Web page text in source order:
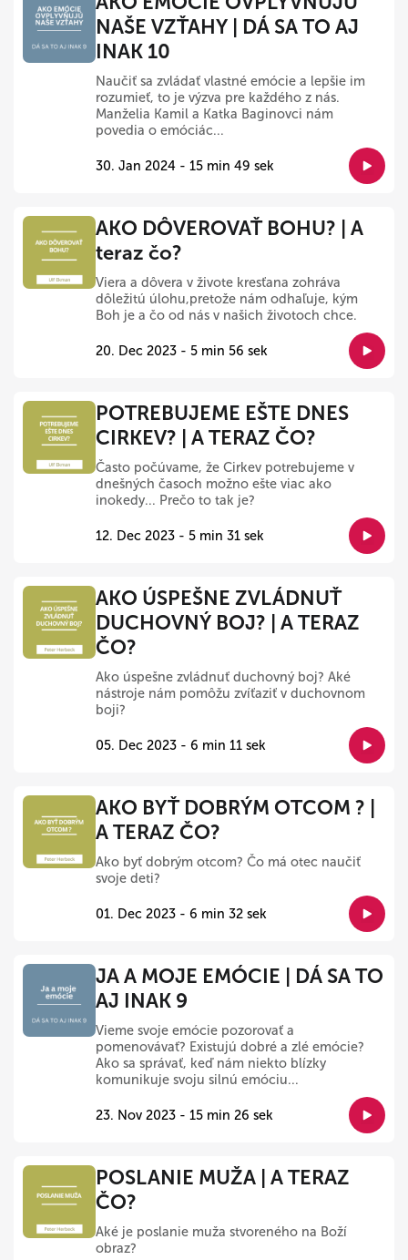
NAŠE VZŤAHY | DÁ SA TO AJ
INAK 10
Naučiť sa zvládať vlastné emócie a lepšie im
rozumieť, to je výzva pre každého z nás.
Manželia Kamil a Katka Baginovci nám
povedia o emóciác...
30. Jan 2024 - 15 min 49 sek
AKO DÔVEROVAŤ BOHU? | A
teraz čo?
Viera a dôvera v živote kresťana zohráva
dôležitú úlohu,pretože nám odhaľuje, kým
Boh je a čo od nás v našich životoch chce.
20. Dec 2023 - 5 min 56 sek
POTREBUJEME EŠTE DNES
CIRKEV? | A TERAZ ČO?
Často počúvame, že Cirkev potrebujeme v
dnešných časoch možno ešte viac ako
inokedy... Prečo to tak je?
12. Dec 2023 - 5 min 31 sek
AKO ÚSPEŠNE ZVLÁDNUŤ
DUCHOVNÝ BOJ? | A TERAZ
ČO?
Ako úspešne zvládnuť duchovný boj? Aké
nástroje nám pomôžu zvíťaziť v duchovnom
boji?
05. Dec 2023 - 6 min 11 sek
AKO BYŤ DOBRÝM OTCOM ? |
A TERAZ ČO?
Ako byť dobrým otcom? Čo má otec naučiť
svoje deti?
01. Dec 2023 - 6 min 32 sek
JA A MOJE EMÓCIE | DÁ SA TO
AJ INAK 9
Vieme svoje emócie pozorovať a
pomenovávať? Existujú dobré a zlé emócie?
Ako sa správať, keď nám niekto blízky
komunikuje svoju silnú emóciu...
23. Nov 2023 - 15 min 26 sek
POSLANIE MUŽA | A TERAZ
ČO?
Aké je poslanie muža stvoreného na Boží
obraz?